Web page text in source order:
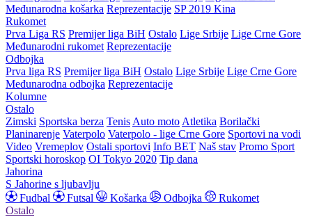
Međunarodna košarka Reprezentacije SP 2019 Kina
Rukomet
Prva Liga RS Premijer liga BiH Ostalo Lige Srbije Lige Crne Gore
Međunarodni rukomet Reprezentacije
Odbojka
Prva liga RS Premijer liga BiH Ostalo Lige Srbije Lige Crne Gore
Međunarodna odbojka Reprezentacije
Kolumne
Ostalo
Zimski Sportska berza Tenis Auto moto Atletika Borilački
Planinarenje Vaterpolo Vaterpolo - lige Crne Gore Sportovi na vodi
Video Vremeplov Ostali sportovi Info BET Naš stav Promo Sport
Sportski horoskop OI Tokyo 2020 Tip dana
Jahorina
S Jahorine s ljubavlju
Fudbal
Futsal Košarka Odbojka
Rukomet
Ostalo